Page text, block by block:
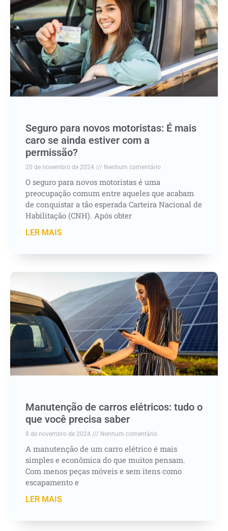
Seguro para novos motoristas: É mais
caro se ainda estiver com a
permissão?
20 de novembro de 2024 Nenhum comentário
O seguro para novos motoristas é uma
preocupação comum entre aqueles que acabam
de conquistar a tão esperada Carteira Nacional de
Habilitação (CNH). Após obter
LER MAIS
Manutenção de carros elétricos: tudo o
que você precisa saber
8 de novembro de 2024 Nenhum comentário
A manutenção de um carro elétrico é mais
simples e econômica do que muitos pensam.
Com menos peças móveis e sem itens como
escapamento e
LER MAIS